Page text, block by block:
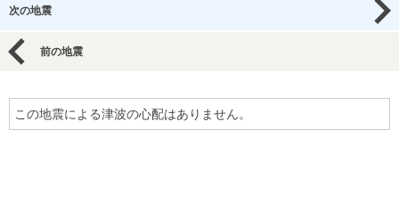
次の地震
前の地震
この地震による津波の心配はありません。